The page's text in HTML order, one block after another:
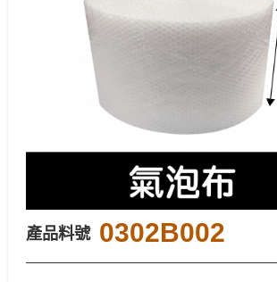
產品料號 0302B002